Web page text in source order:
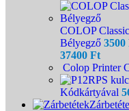
COLOP
Bélyegző 3500
37400 Ft
Colop Printer
Kódkártyával